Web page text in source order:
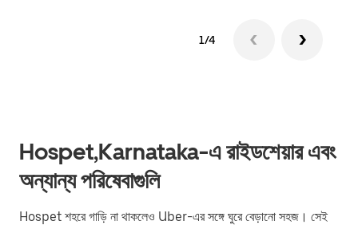
1/4
Hospet,Karnataka-এ রাইডশেয়ার এবং
অন্যান্য পরিষেবাগুলি
Hospet শহরে গাড়ি না থাকলেও Uber-এর সঙ্গে ঘুরে বেড়ানো সহজ। সেই